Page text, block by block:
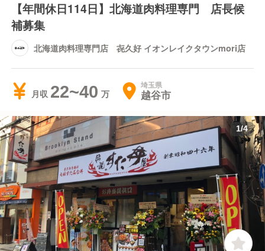
【年間休日114日】北海道肉料理専門 店長候
補募集
北海道肉料理専門店 㐂久好 イオンレイクタウンmori店
月収 22~40 埼玉県
越谷市
1/4